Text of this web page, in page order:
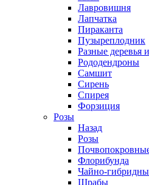
Лавровишня
Лапчатка
Пираканта
Пузыреплодник
Разные деревья
Рододендроны
Самшит
Сирень
Спирея
Форзиция
Розы
Назад
Розы
Флорибунда
Чайно-
Шрабы